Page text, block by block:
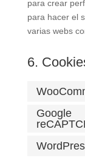
para crear
para hacer el
varias webs
6.
Google